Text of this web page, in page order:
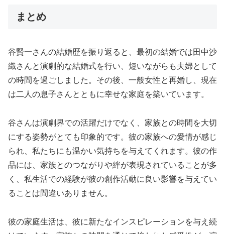
まとめ
谷賢一さんの結婚歴を振り返ると、最初の結婚では田中沙
織さんと演劇的な結婚式を行い、短いながらも夫婦として
の時間を過ごしました。その後、一般女性と再婚し、現在
は二人の息子さんとともに幸せな家庭を築いています。
谷さんは演劇界での活躍だけでなく、家族との時間を大切
にする姿勢がとても印象的です。彼の家族への愛情が感じ
られ、私たちにも温かい気持ちを与えてくれます。彼の作
品には、家族とのつながりや絆が表現されていることが多
く、私生活での経験が彼の創作活動に良い影響を与えてい
ることは間違いありません。
彼の家庭生活は、彼に新たなインスピレーションを与え続